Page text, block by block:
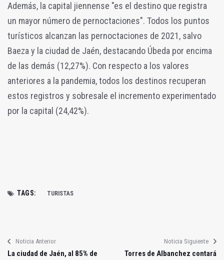
Además, la capital jiennense "es el destino que registra
un mayor número de pernoctaciones". Todos los puntos
turísticos alcanzan las pernoctaciones de 2021, salvo
Baeza y la ciudad de Jaén, destacando Úbeda por encima
de las demás (12,27%). Con respecto a los valores
anteriores a la pandemia, todos los destinos recuperan
estos registros y sobresale el incremento experimentado
por la capital (24,42%).
TAGS: TURISTAS
Noticia Anterior
La ciudad de Jaén, al 85% de
Noticia Siguiente
Torres de Albanchez contará